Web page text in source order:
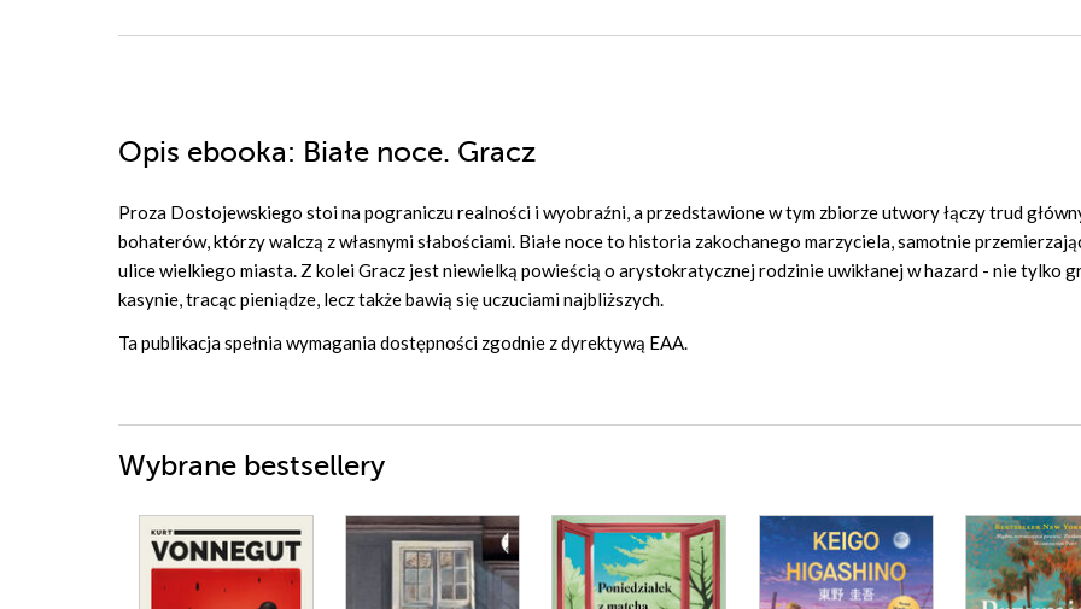
Opis ebooka: Białe noce. Gracz
Proza Dostojewskiego stoi na pograniczu realności i wyobraźni, a przedstawione w tym zbiorze utwory łączy trud
bohaterów, którzy walczą z własnymi słabościami. Białe noce to historia zakochanego marzyciela, samotnie
ulice wielkiego miasta. Z kolei Gracz jest niewielką powieścią o arystokratycznej rodzinie uwikłanej w hazard - nie tylko
kasynie, tracąc pieniądze, lecz także bawią się uczuciami najbliższych.
Ta publikacja spełnia wymagania dostępności zgodnie z dyrektywą EAA.
Wybrane bestsellery